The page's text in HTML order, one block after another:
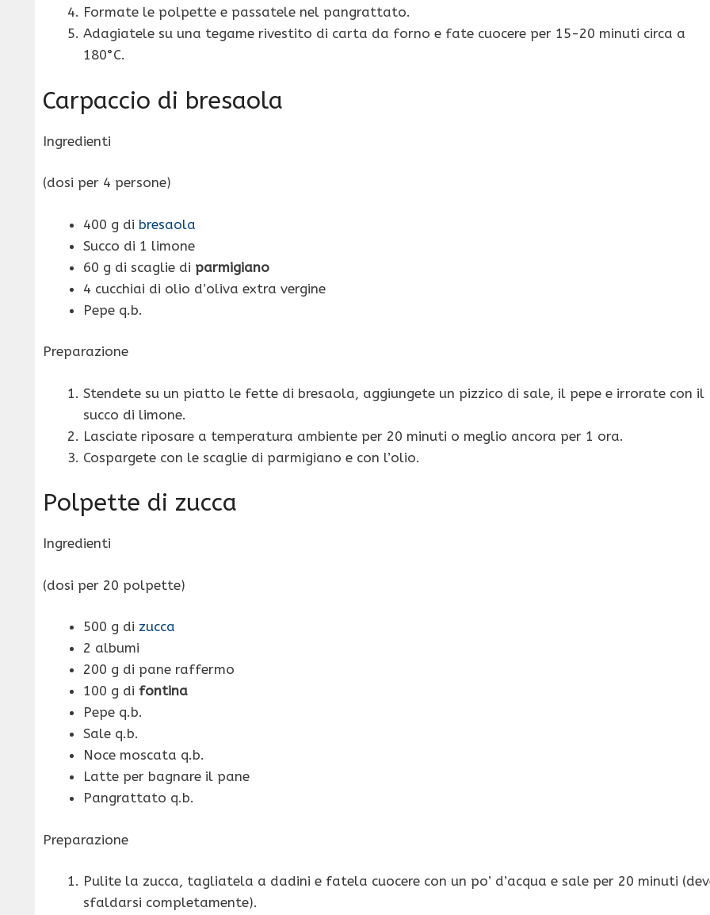
Formate le polpette e passatele nel pangrattato.
Adagiatele su una tegame rivestito di carta da forno e fate cuocere per 15-20 minuti circa a
180°C.
Carpaccio di bresaola
Ingredienti
(dosi per 4 persone)
400 g di bresaola
Succo di 1 limone
60 g di scaglie di parmigiano
4 cucchiai di olio d’oliva extra vergine
Pepe q.b.
Preparazione
Stendete su un piatto le fette di bresaola, aggiungete un pizzico di sale, il pepe e irrorate con il
succo di limone.
Lasciate riposare a temperatura ambiente per 20 minuti o meglio ancora per 1 ora.
Cospargete con le scaglie di parmigiano e con l’olio.
Polpette di zucca
Ingredienti
(dosi per 20 polpette)
500 g di zucca
2 albumi
200 g di pane raffermo
100 g di fontina
Pepe q.b.
Sale q.b.
Noce moscata q.b.
Latte per bagnare il pane
Pangrattato q.b.
Preparazione
Pulite la zucca, tagliatela a dadini e fatela cuocere con un po’ d’acqua e sale per 20 minuti
sfaldarsi completamente).